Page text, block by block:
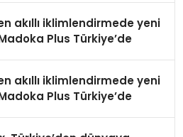
akıllı iklimlendirmede yeni
Plus Türkiye’de
akıllı iklimlendirmede yeni
Plus Türkiye’de